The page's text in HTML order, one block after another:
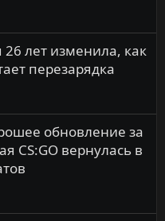
26 лет изменила, как
перезарядка
обновление за
CS:GO вернулась в